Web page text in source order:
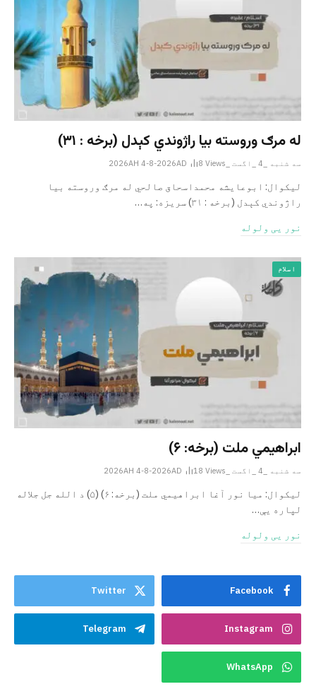
له مرګ وروسته بیا راژوندي کېدل (برخه : ۳۱)
سه شنبه _4 _اگست _2026AH 4-8-2026AD 8 Views
لیکوال: ابوعایشه محمداسحاق صالحي له مرګ وروسته بیا
راژوندي کېدل (برخه : ۳۱) سریزه: په…
نور یی ولوله
اسلام
ابراهيمي ملت (برخه: ۶)
سه شنبه _4 _اگست _2026AH 4-8-2026AD 18 Views
ليکوال: میا نور آغا ابراهيمي ملت (برخه: ۶) (۵) د الله جل جلاله
لپاره یې…
نور یی ولوله
Facebook
Twitter
Instagram
Telegram
WhatsApp